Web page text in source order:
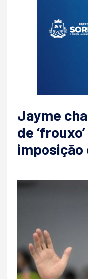
Jayme
de
imposição